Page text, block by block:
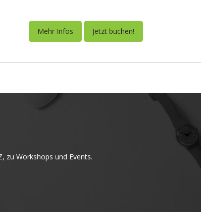
Mehr Infos Jetzt buchen!
zu Workshops und Events.